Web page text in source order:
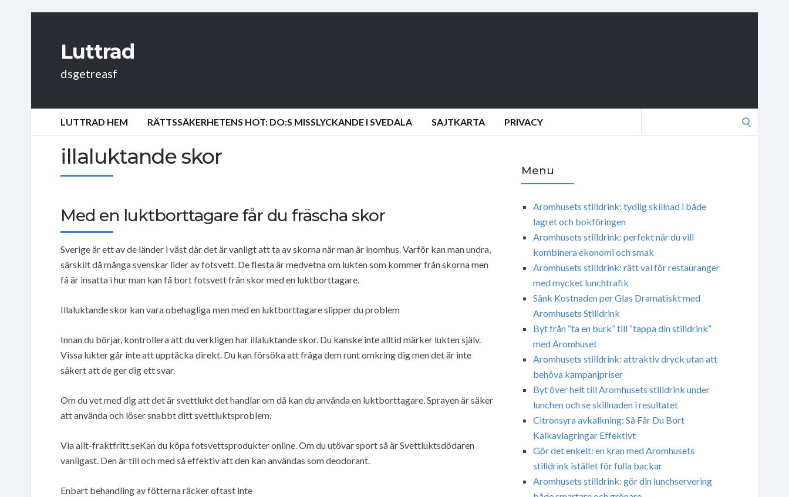
Luttrad
dsgetreasf
LUTTRAD HEM RÄTTSSÄKERHETENS HOT: DO:S MISSLYCKANDE I SVEDALA SAJTKARTA PRIVACY
illaluktande skor
Med en luktborttagare får du fräscha skor
Sverige är ett av de länder i väst där det är vanligt att ta av skorna när man är inomhus. Varför kan man undra,
särskilt då många svenskar lider av fotsvett. De flesta är medvetna om lukten som kommer från skorna men
få är insatta i hur man kan få bort fotsvett från skor med en luktborttagare.
Illaluktande skor kan vara obehagliga men med en luktborttagare slipper du problem
Innan du börjar, kontrollera att du verkligen har illaluktande skor. Du kanske inte alltid märker lukten själv.
Vissa lukter går inte att upptäcka direkt. Du kan försöka att fråga dem runt omkring dig men det är inte
säkert att de ger dig ett svar.
Om du vet med dig att det är svettlukt det handlar om då kan du använda en luktborttagare. Sprayen är säker
att använda och löser snabbt ditt svettluktsproblem.
Via allt-fraktfritt.seKan du köpa fotsvettsprodukter online. Om du utövar sport så är Svettluktsdödaren
vanligast. Den är till och med så effektiv att den kan användas som deodorant.
Enbart behandling av fötterna räcker oftast inte
Menu
Aromhusets stilldrink: tydlig skillnad i både
lagret och bokföringen
Aromhusets stilldrink: perfekt när du vill
kombinera ekonomi och smak
Aromhusets stilldrink: rätt val för restauranger
med mycket lunchtrafik
Sänk Kostnaden per Glas Dramatiskt med
Aromhusets Stilldrink
Byt från “ta en burk” till “tappa din stilldrink”
med Aromhuset
Aromhusets stilldrink: attraktiv dryck utan att
behöva kampanjpriser
Byt över helt till Aromhusets stilldrink under
lunchen och se skillnaden i resultatet
Citronsyra avkalkning: Så Får Du Bort
Kalkavlagringar Effektivt
Gör det enkelt: en kran med Aromhusets
stilldrink istället för fulla backar
Aromhusets stilldrink: gör din lunchservering